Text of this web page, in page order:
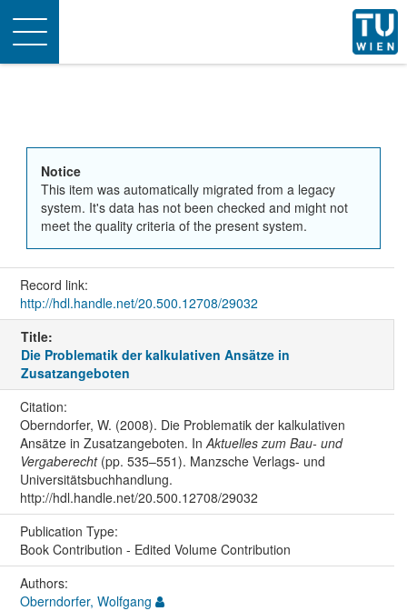
Toggle
navigation
Notice
This item was automatically migrated from a legacy
system. It's data has not been checked and might not
meet the quality criteria of the present system.
Record link:
http://hdl.handle.net/20.500.12708/29032
Title:
Die Problematik der kalkulativen Ansätze in
Zusatzangeboten
Citation:
Oberndorfer, W. (2008). Die Problematik der kalkulativen
Ansätze in Zusatzangeboten. In Aktuelles zum Bau- und
Vergaberecht(pp. 535–551). Manzsche Verlags- und
Universitätsbuchhandlung.
http://hdl.handle.net/20.500.12708/29032
Publication Type:
Book Contribution - Edited Volume Contribution
Authors:
Oberndorfer, Wolfgang